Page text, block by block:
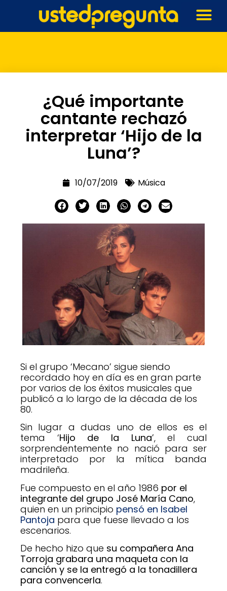
¿Qué importante
cantante rechazó
interpretar ‘Hijo de la
Luna’?
10/07/2019 Música
Si el grupo ‘Mecano’ sigue siendo
recordado hoy en día es en gran parte
por varios de los éxitos musicales que
publicó a lo largo de la década de los
80.
Sin lugar a dudas uno de ellos es el
tema ‘Hijo de la Luna’, el cual
sorprendentemente no nació para ser
interpretado por la mítica banda
madrileña.
Fue compuesto en el año 1986 por el
integrante del grupo José María Cano,
quien en un principio pensó en Isabel
Pantoja para que fuese llevado a los
escenarios.
De hecho hizo que su compañera Ana
Torroja grabara una maqueta con la
canción y se la entregó a la tonadillera
para convencerla.